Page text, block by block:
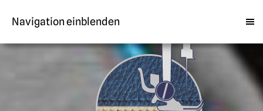
Navigation einblenden